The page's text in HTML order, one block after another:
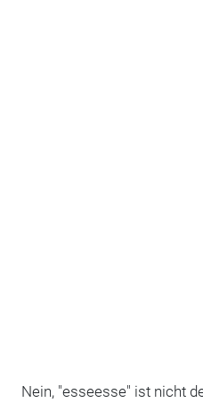
Nein, "esseesse" ist nicht